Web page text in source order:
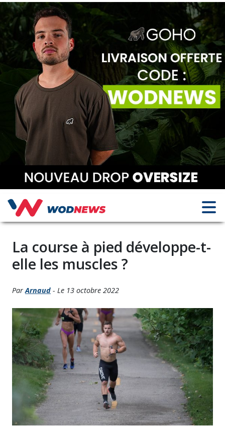
La course à pied développe-t-
elle les muscles ?
ParArnaud - Le 13 octobre 2022